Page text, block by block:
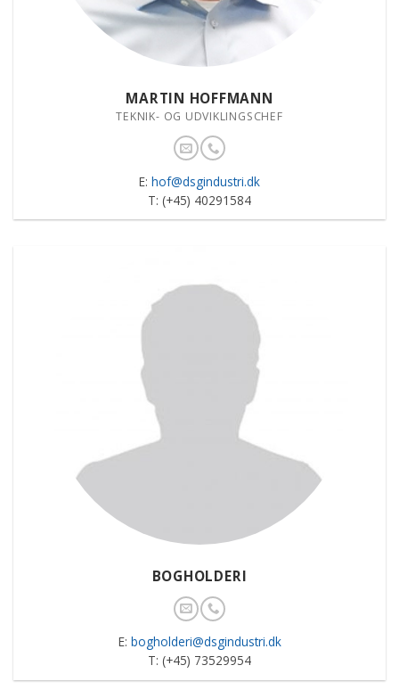
MARTIN HOFFMANN
TEKNIK- OG UDVIKLINGSCHEF
E: hof@dsgindustri.dk
T: (+45) 40291584
BOGHOLDERI
E: bogholderi@dsgindustri.dk
T: (+45) 73529954